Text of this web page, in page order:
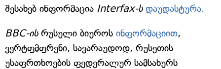
შესახებ ინფორმაცია Interfax-ს დაუდასტურა.
BBC-ის რუსული ბიუროს ინფორმაციით,
ვერტფმფრენი, სავარაუდოდ, რუსეთის
უსაფრთხოების ფედერალურ სამსახურს